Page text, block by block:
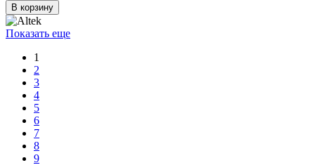
В корзину
Показать еще
1
2
3
4
5
6
7
8
9